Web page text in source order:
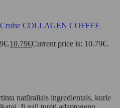
COLLAGEN COFFEE
10.79€Current price is: 10.79€.
natūraliais ingredientais, kurie